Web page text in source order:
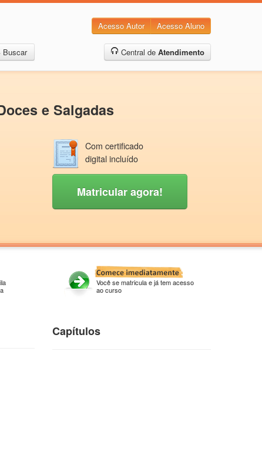
Acesso Autor Acesso Aluno
Buscar Central de Atendimento
e Salgadas
Com certificado
digital incluído
Matricular agora!
Você se matricula e já tem acesso
ao curso
Capítulos